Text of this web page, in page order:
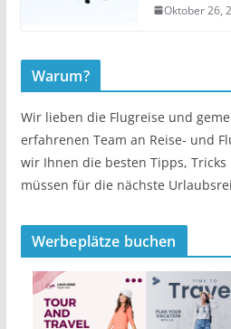
Oktober 26,
Warum?
Wir lieben die Flugreise und
erfahrenen Team an Reise- und
wir Ihnen die besten Tipps, Tricks
müssen für die nächste
Werbeplätze buchen